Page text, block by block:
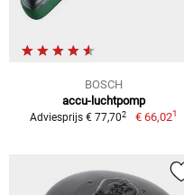
BOSCH
accu-luchtpomp
Adviesprijs € 77,702 € 66,021